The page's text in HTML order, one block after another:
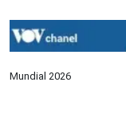
Mundial 2026